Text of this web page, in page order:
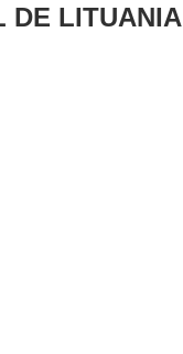
DE LITUANIA